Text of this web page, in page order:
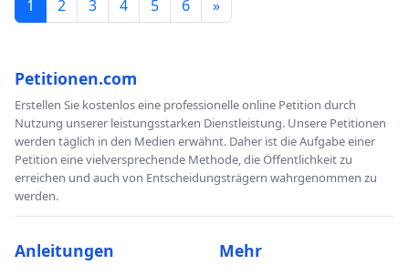
1 2 3 4 5 6 »
Petitionen.com
Erstellen Sie kostenlos eine professionelle online Petition durch
Nutzung unserer leistungsstarken Dienstleistung. Unsere Petitionen
werden täglich in den Medien erwähnt. Daher ist die Aufgabe einer
Petition eine vielversprechende Methode, die Öffentlichkeit zu
erreichen und auch von Entscheidungsträgern wahrgenommen zu
werden.
Anleitungen Mehr